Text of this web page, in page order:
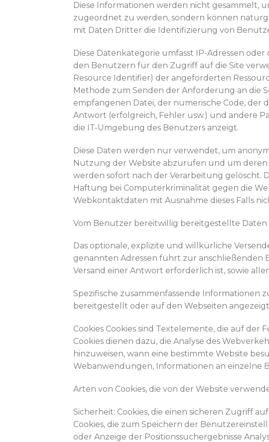
Diese Informationen werden nicht gesammelt,
zugeordnet zu werden, sondern können
mit Daten Dritter die Identifizierung von
Diese Datenkategorie umfasst IP-Adressen
den Benutzern für den Zugriff auf die Site
Resource Identifier) der angeforderten
Methode zum Senden der Anforderung an die
empfangenen Datei, der numerische Code, der
Antwort (erfolgreich, Fehler usw.) und andere
die IT-Umgebung des Benutzers anzeigt.
Diese Daten werden nur verwendet, um
Nutzung der Website abzurufen und um
werden sofort nach der Verarbeitung gelöscht.
Haftung bei Computerkriminalität gegen die
Webkontaktdaten mit Ausnahme dieses Falls
Vom Benutzer bereitwillig bereitgestellte Daten
Das optionale, explizite und willkürliche
genannten Adressen führt zur anschließenden
Versand einer Antwort erforderlich ist, sowie
Spezifische zusammenfassende Informationen
bereitgestellt oder auf den Webseiten
Cookies Cookies sind Textelemente, die auf
Cookies dienen dazu, die Analyse des
hinzuweisen, wann eine bestimmte Website
Webanwendungen, Informationen an einzelne
Arten von Cookies, die von der Website
Sicherheit: Cookies, die einen sicheren Zugriff
Cookies, die zum Speichern der
oder Anzeige der Positionssuchergebnisse